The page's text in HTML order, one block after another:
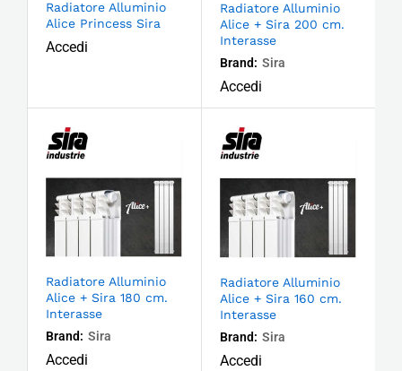
Radiatore Alluminio
Alice Princess Sira
Accedi
Radiatore Alluminio
Alice + Sira 200 cm.
Interasse
Brand: Sira
Accedi
Radiatore Alluminio
Alice + Sira 180 cm.
Interasse
Brand: Sira
Accedi
Radiatore Alluminio
Alice + Sira 160 cm.
Interasse
Brand: Sira
Accedi